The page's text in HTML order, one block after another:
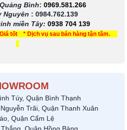
Bình: 0969.581.266
Nguyên : 0984.762.139
miền Tây: 0938 704 139
tốt * Dịch vụ sau bán hàng tận tâm.
Túy, Quận Bình Thạnh
Trãi, Quận Thanh Xuân
Quận Cẩm Lệ